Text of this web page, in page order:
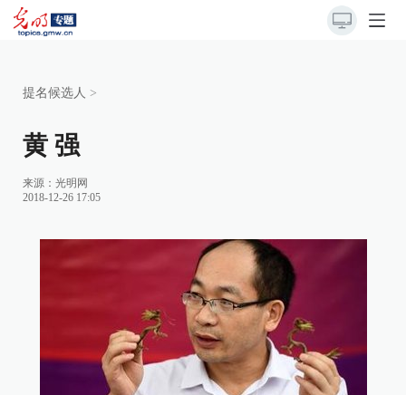
提名候选人 >
黄 强
来源： 光明网
2018-12-26 17:05